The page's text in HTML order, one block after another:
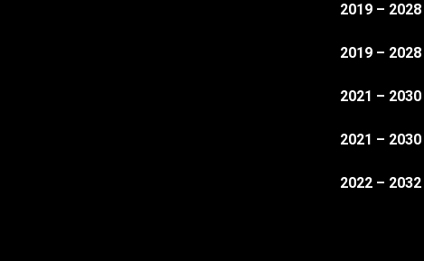
2019 – 2028
2019 – 2028
2021 – 2030
2021 – 2030
2022 – 2032